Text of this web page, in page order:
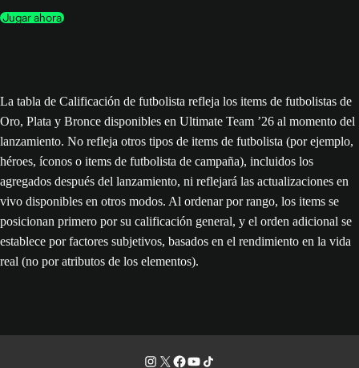
Jugar ahora
La tabla de Calificación de futbolista refleja los items de futbolistas de
Oro, Plata y Bronce disponibles en Ultimate Team ’26 al momento del
lanzamiento. No refleja otros tipos de items de futbolista (por ejemplo,
héroes, íconos o items de futbolista de campaña), incluidos los
agregados después del lanzamiento, ni reflejará las actualizaciones en
vivo disponibles en otros modos. Al ordenar por rango, los items se
posicionan primero por su calificación general, y el orden adicional se
establece por factores subjetivos, basados en el rendimiento en la vida
real (no por atributos de los elementos).